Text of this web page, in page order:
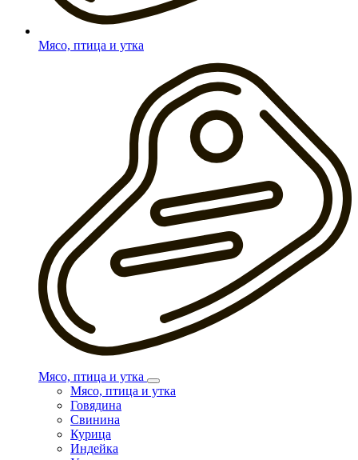
Мясо, птица и утка
Мясо, птица и утка
Мясо, птица и утка
Говядина
Свинина
Курица
Индейка